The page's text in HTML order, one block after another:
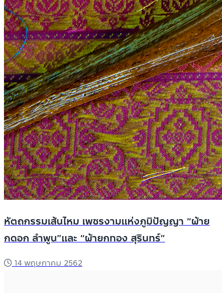
หัตถกรรมเส้นไหม เพชรงามแห่งภูมิปัญญา “ผ้าย
กดอก ลำพูน”และ “ผ้ายกทอง สุรินทร์”
14 พฤษภาคม 2562